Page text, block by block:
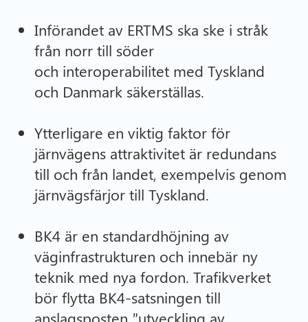
Införandet av ERTMS ska ske i stråk
från norr till söder
och interoperabilitet med Tyskland
och Danmark säkerställas.
Ytterligare en viktig faktor för
järnvägens attraktivitet är redundans
till och från landet, exempelvis genom
järnvägsfärjor till Tyskland.
BK4 är en standardhöjning av
väginfrastrukturen och innebär ny
teknik med nya fordon. Trafikverket
bör flytta BK4-satsningen till